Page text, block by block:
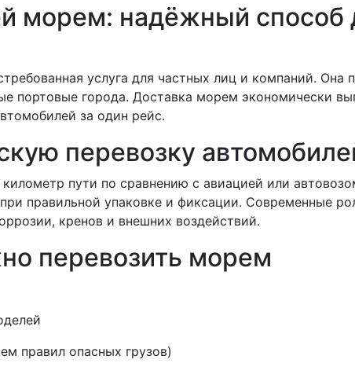
морем: надёжный способ
услуга для частных лиц и компаний. Она
портовые города. Доставка морем экономически
за один рейс.
перевозку
пути по сравнению с авиацией или
правильной упаковке и фиксации. Современные
кренов и внешних воздействий.
перевозить морем
правил опасных грузов)